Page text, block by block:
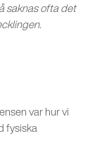
saknas ofta det
var hur vi
fysiska